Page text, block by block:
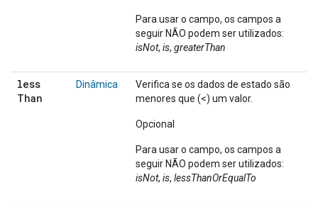
Para usar o campo, os campos a
seguir NÃO podem ser utilizados:
isNot, is, greaterThan
less
Than
Dinâmica
Verifica se os dados de estado são
menores que (<) um valor.
Opcional
Para usar o campo, os campos a
seguir NÃO podem ser utilizados:
isNot, is, lessThanOrEqualTo